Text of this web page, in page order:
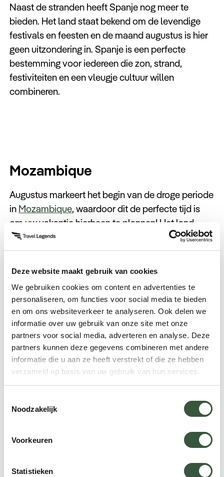
Deze website maakt gebruik van cookies
We gebruiken cookies om content en advertenties te
personaliseren, om functies voor social media te bieden
en om ons websiteverkeer te analyseren. Ook delen we
informatie over uw gebruik van onze site met onze
partners voor social media, adverteren en analyse. Deze
partners kunnen deze gegevens combineren met andere
informatie die u aan ze heeft verstrekt of die ze hebben
verzameld op basis van uw gebruik van hun services.
Noodzakelijk
Voorkeuren
Statistieken
Naast de stranden heeft Spanje nog meer te
bieden. Het land staat bekend om de levendige
festivals en feesten en de maand augustus is hier
geen uitzondering in. Spanje is een perfecte
bestemming voor iedereen die zon, strand,
festiviteiten en een vleugje cultuur willen
combineren.
Mozambique
Augustus markeert het begin van de droge periode
in Mozambique, waardoor dit de perfecte tijd is
om uw vakantie hierheen te plannen! Het land
beschikt over schitterende stranden en
kristalhelder blauwe wateren. Bovendien behoren
en snorkellocaties ter wereld. Hier bevinden zich
veel rif haaien, schildpadden, kleurrijke vissen en
koraalriffen. Naast de betoverende stranden en
wateren heeft het land ook een rijke culturele en
historische achtergrond, gevormd door
Afrikaanse, Arabische en Portugese tradities.
Bekijk de reizen naar Mozambique
Augustus is een goede maand om naar de